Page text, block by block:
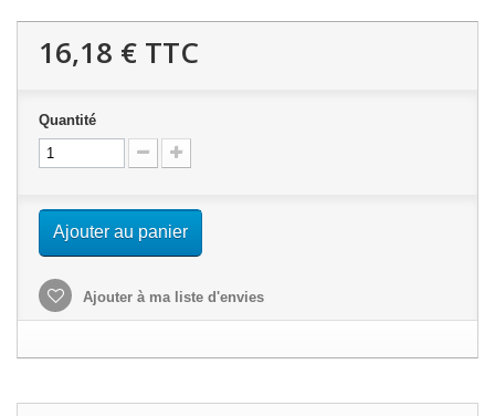
16,18 € TTC
Quantité
Ajouter au panier
Ajouter à ma liste d'envies